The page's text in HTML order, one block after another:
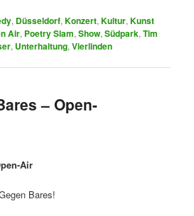
, Düsseldorf,Konzert,Kultur,Kunst
Air, Poetry Slam,Show,Südpark,Tim
, Unterhaltung,Vierlinden
– Open-
Air
Bares!